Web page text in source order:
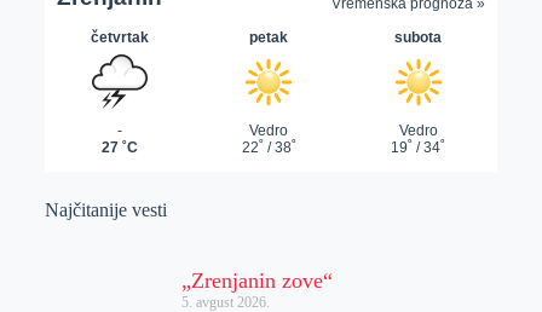
Najčitanije vesti
„Zrenjanin zove“
5. avgust 2026.